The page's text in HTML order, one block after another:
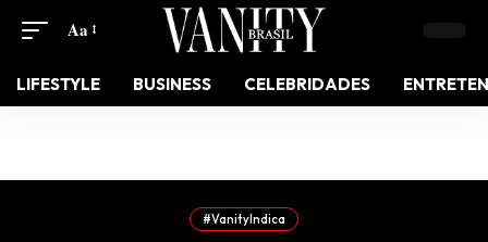
Aa
LIFESTYLE BUSINESS CELEBRIDADES
#VanityIndica